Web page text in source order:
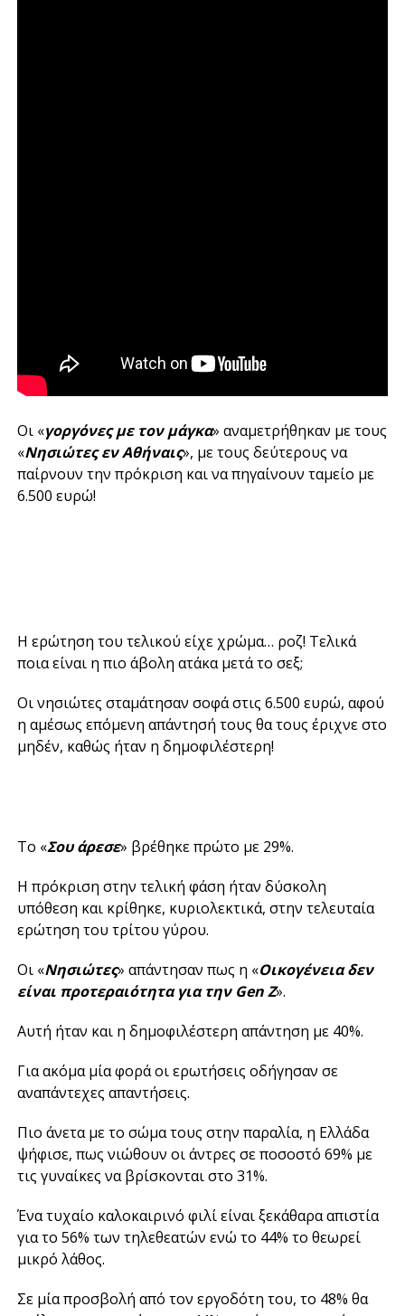
Οι «γοργόνες με τον μάγκα» αναμετρήθηκαν με τους
«Νησιώτεςεν Αθήναις», με τους δεύτερους να
παίρνουν την πρόκριση και να πηγαίνουν ταμείο με
6.500 ευρώ!
Η ερώτηση του τελικού είχε χρώμα… ροζ! Τελικά
ποια είναι η πιο άβολη ατάκα μετά το σεξ;
Οι νησιώτες σταμάτησαν σοφά στις 6.500 ευρώ, αφού
η αμέσως επόμενη απάντησή τους θα τους έριχνε στο
μηδέν, καθώς ήταν η δημοφιλέστερη!
Το «Σου άρεσε» βρέθηκε πρώτο με 29%.
Η πρόκριση στην τελική φάση ήταν δύσκολη
υπόθεση και κρίθηκε, κυριολεκτικά, στην τελευταία
ερώτηση του τρίτου γύρου.
Οι «Νησιώτες» απάντησαν πως η «Οικογένεια δεν
είναι προτεραιότητα για την Gen Z».
Αυτή ήταν και η δημοφιλέστερη απάντηση με 40%.
Για ακόμα μία φορά οι ερωτήσεις οδήγησαν σε
αναπάντεχες απαντήσεις.
Πιο άνετα με το σώμα τους στην παραλία, η Ελλάδα
ψήφισε, πως νιώθουν οι άντρες σε ποσοστό 69% με
τις γυναίκες να βρίσκονται στο 31%.
Ένα τυχαίο καλοκαιρινό φιλί είναι ξεκάθαρα απιστία
για το 56% των τηλεθεατών ενώ το 44% το θεωρεί
μικρό λάθος.
Σε μία προσβολή από τον εργοδότη του, το 48% θα